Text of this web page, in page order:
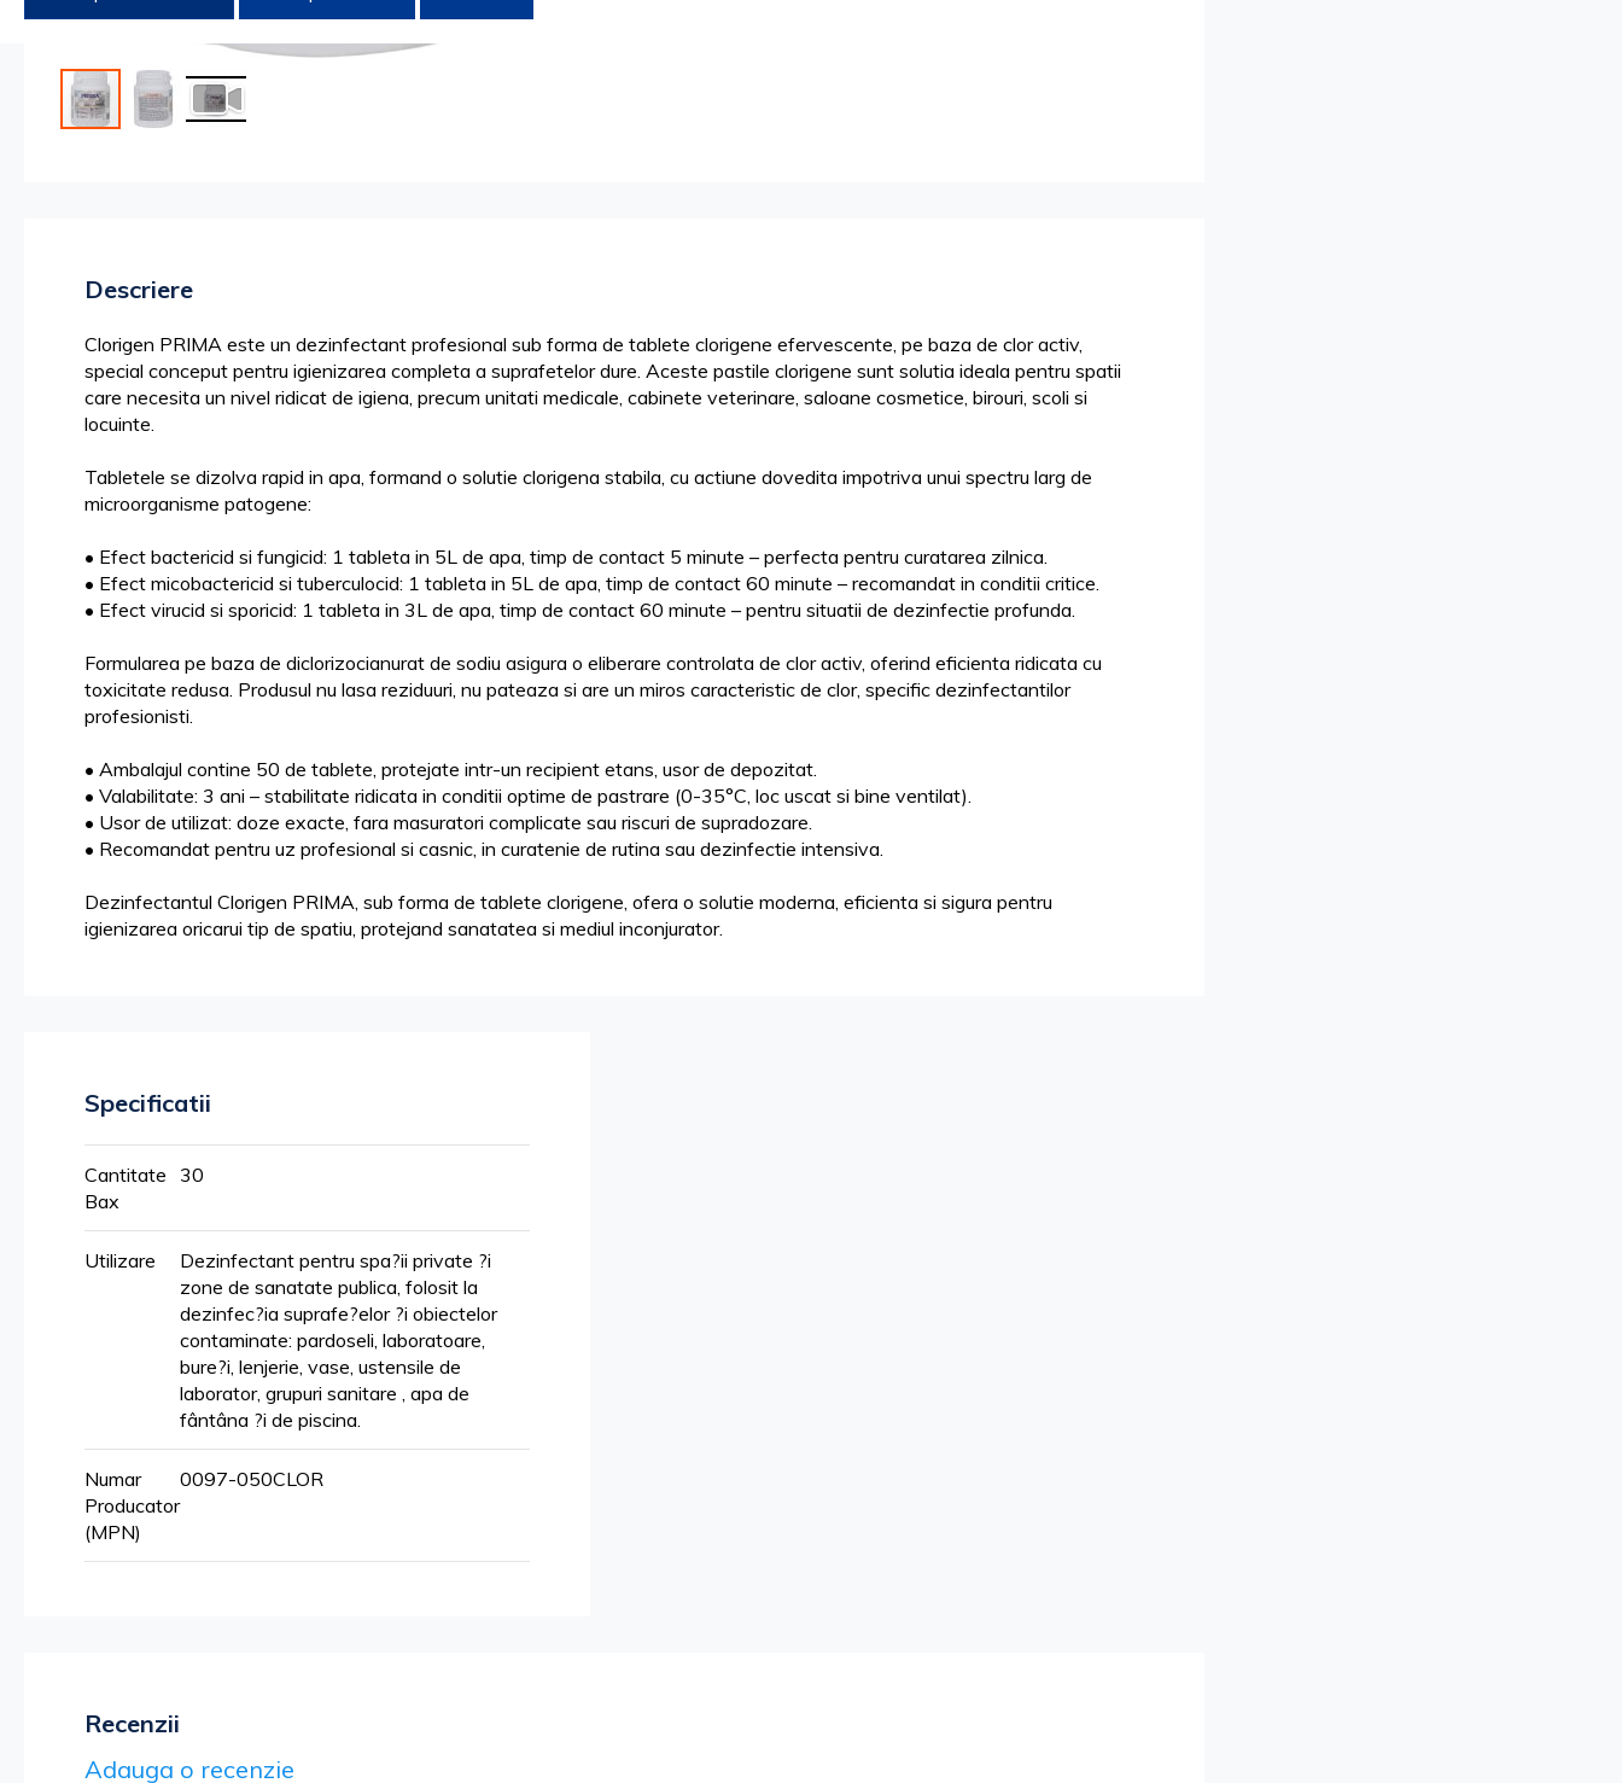
the
images
Descriere
Clorigen PRIMA este un dezinfectant profesional sub forma de tablete clorigene efervescente, pe baza de clor activ,
special conceput pentru igienizarea completa a suprafetelor dure. Aceste pastile clorigene sunt solutia ideala pentru spatii
care necesita un nivel ridicat de igiena, precum unitati medicale, cabinete veterinare, saloane cosmetice, birouri, scoli si
locuinte.
Tabletele se dizolva rapid in apa, formand o solutie clorigena stabila, cu actiune dovedita impotriva unui spectru larg de
microorganisme patogene:
• Efect bactericid si fungicid: 1 tableta in 5L de apa, timp de contact 5 minute – perfecta pentru curatarea zilnica.
• Efect micobactericid si tuberculocid: 1 tableta in 5L de apa, timp de contact 60 minute – recomandat in conditii critice.
• Efect virucid si sporicid: 1 tableta in 3L de apa, timp de contact 60 minute – pentru situatii de dezinfectie profunda.
Formularea pe baza de diclorizocianurat de sodiu asigura o eliberare controlata de clor activ, oferind eficienta ridicata cu
toxicitate redusa. Produsul nu lasa reziduuri, nu pateaza si are un miros caracteristic de clor, specific dezinfectantilor
profesionisti.
• Ambalajul contine 50 de tablete, protejate intr-un recipient etans, usor de depozitat.
• Valabilitate: 3 ani – stabilitate ridicata in conditii optime de pastrare (0-35°C, loc uscat si bine ventilat).
• Usor de utilizat: doze exacte, fara masuratori complicate sau riscuri de supradozare.
• Recomandat pentru uz profesional si casnic, in curatenie de rutina sau dezinfectie intensiva.
Dezinfectantul Clorigen PRIMA, sub forma de tablete clorigene, ofera o solutie moderna, eficienta si sigura pentru
igienizarea oricarui tip de spatiu, protejand sanatatea si mediul inconjurator.
Specificatii
multe
informatii
Cantitate
Bax
30
Utilizare
Dezinfectant pentru spa?ii private ?i
zone de sanatate publica, folosit la
dezinfec?ia suprafe?elor ?i obiectelor
contaminate: pardoseli, laboratoare,
bure?i, lenjerie, vase, ustensile de
laborator, grupuri sanitare , apa de
fântâna ?i de piscina.
Numar
Producator
(MPN)
0097-050CLOR
Recenzii
Adauga o recenzie